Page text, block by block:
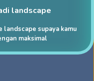
landscape
landscape supaya kamu
maksimal